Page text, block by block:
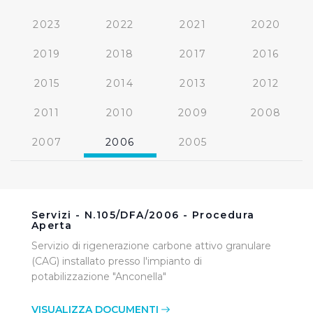
2023 2022 2021 2020
2019 2018 2017 2016
2015 2014 2013 2012
2011 2010 2009 2008
2007 2006 2005
Servizi - N.105/DFA/2006 - Procedura
Aperta
Servizio di rigenerazione carbone attivo granulare
(CAG) installato presso l'impianto di
potabilizzazione "Anconella"
VISUALIZZA DOCUMENTI